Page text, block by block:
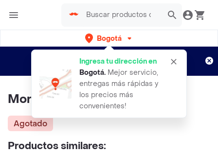
Bogotá
Ingresa tu dirección en
Bogotá. Mejor servicio,
entregas más rápidas y
los precios más
convenientes!
envíos gratis por semanas
Aplican TyC
Morande Vino Tinto Merlot
Agotado
Productos similares: